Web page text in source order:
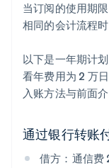
当订阅的使用期
相同的会计流程
以下是一年期计
看年费用为 2 万
入账方法与前面
通过银行转账
借方：通信费